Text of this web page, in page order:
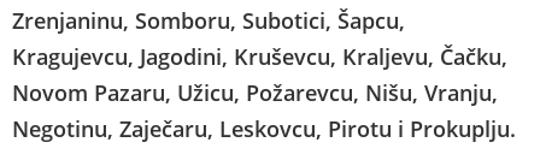
Zrenjaninu, Somboru, Subotici, Šapcu,
Kragujevcu, Jagodini, Kruševcu, Kraljevu, Čačku,
Novom Pazaru, Užicu, Požarevcu, Nišu, Vranju,
Negotinu, Zaječaru, Leskovcu, Pirotu i Prokuplju.